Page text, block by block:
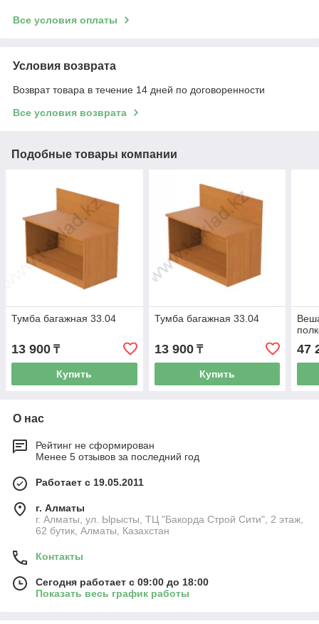
Все условия оплаты
Условия возврата
Возврат товара в течение 14 дней по договоренности
Все условия возврата
Подобные товары компании
Тумба багажная 33.04
13 900 ₸
Купить
Тумба багажная 33.04
13 900₸
Купить
47
О нас
Рейтинг не сформирован
Менее 5 отзывов за последний год
Работает с 19.05.2011
г. Алматы
г. Алматы, ул. Ырысты, ТЦ "Бакорда Строй Сити", 2 этаж,
62 бутик, Алматы, Казахстан
Контакты
Сегодня работает с 09:00 до 18:00
Показать весь график работы